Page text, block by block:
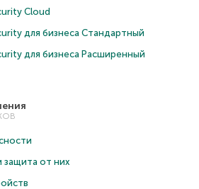
Cloud
для бизнеса Cтандартный
для бизнеса Расширенный
защита от них